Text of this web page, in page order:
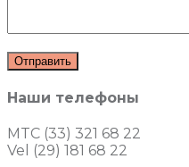
Наши телефоны
MTC (33) 321 68 22
Vel (29) 181 68 22